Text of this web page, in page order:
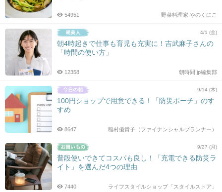
野菜料理家 やのくにこ
54951
4/1 (金)
朝4時起きで仕事も育児も充実に！吉武麻子さんの
「時間の使い方」
朝時間.jp編集部
12358
9/14 (木)
100円ショップで用意できる！「防災ポーチ」のす
すめ
稲村優貴子（ファイナンシャルプランナー）
8647
9/27 (月)
普段使いできてコスパも良し！「充電できる防災ラ
イト」を選んだ4つの理由
ライフスタイルショップ「スタイルストア」
7440